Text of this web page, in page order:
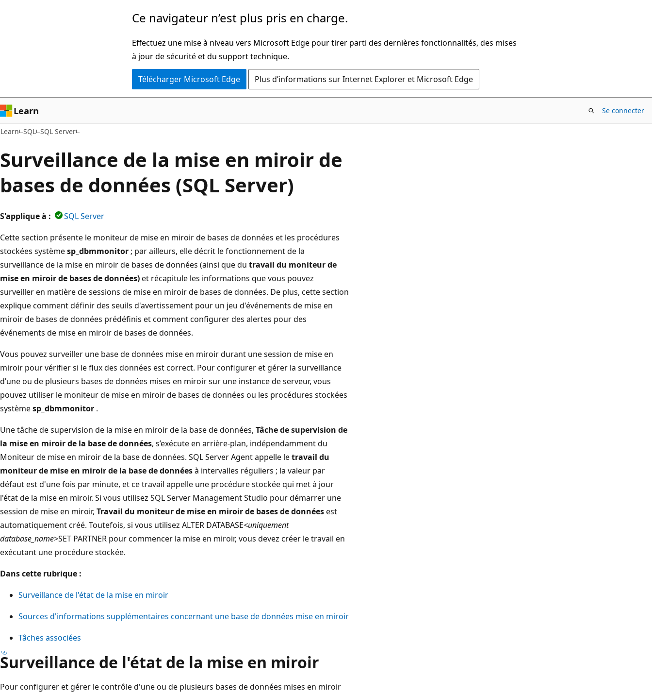
Ce navigateur n’est plus pris en charge.
Effectuez une mise à niveau vers Microsoft Edge pour tirer parti des dernières fonctionnalités, des mises
à jour de sécurité et du support technique.
Télécharger Microsoft Edge Plus d’informations sur Internet Explorer et Microsoft Edge
Learn Se connecter
Learn SQL SQL Server
Surveillance de la mise en miroir de
bases de données (SQL Server)
S'applique à :
SQL Server
Cette section présente le moniteur de mise en miroir de bases de données et les procédures
stockées systèmesp_dbmmonitor ; par ailleurs, elle décrit le fonctionnement de la
surveillance de la mise en miroir de bases de données (ainsi que du travail du moniteur de
mise en miroir de bases de données)et récapitule les informations que vous pouvez
surveiller en matière de sessions de mise en miroir de bases de données. De plus, cette section
explique comment définir des seuils d'avertissement pour un jeu d'événements de mise en
miroir de bases de données prédéfinis et comment configurer des alertes pour des
événements de mise en miroir de bases de données.
Vous pouvez surveiller une base de données mise en miroir durant une session de mise en
miroir pour vérifier si le flux des données est correct. Pour configurer et gérer la surveillance
d’une ou de plusieurs bases de données mises en miroir sur une instance de serveur, vous
pouvez utiliser le moniteur de mise en miroir de bases de données ou les procédures stockées
systèmesp_dbmmonitor .
Une tâche de supervision de la mise en miroir de la base de données, Tâche de supervision de
la mise en miroir de la base de données, s’exécute en arrière-plan, indépendamment du
Moniteur de mise en miroir de la base de données. SQL Server Agent appelle letravail du
moniteur de mise en miroir de la base de donnéesà intervalles réguliers ; la valeur par
défaut est d'une fois par minute, et ce travail appelle une procédure stockée qui met à jour
l'état de la mise en miroir. Si vous utilisez SQL Server Management Studio pour démarrer une
session de mise en miroir, Travail du moniteur de mise en miroir de bases de donnéesest
automatiquement créé. Toutefois, si vous utilisez ALTER DATABASE<uniquement
database_name>SET PARTNER pour commencer la mise en miroir, vous devez créer le travail en
exécutant une procédure stockée.
Dans cette rubrique :
Surveillance de l'état de la mise en miroir
Sources d'informations supplémentaires concernant une base de données mise en miroir
Tâches associées
Surveillance de l'état de la mise en miroir
Pour configurer et gérer le contrôle d'une ou de plusieurs bases de données mises en miroir